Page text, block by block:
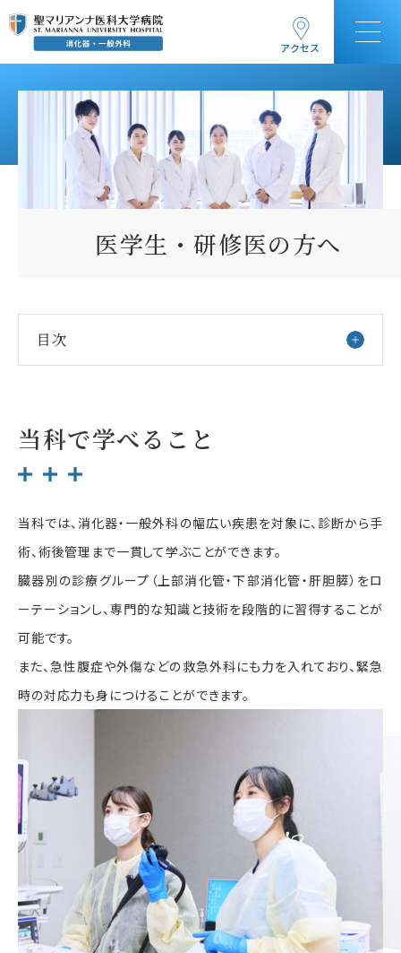
アクセス
医学生・研修医の方へ
目次
当科で学べること
当科では、消化器・一般外科の幅広い疾患を対象に、診断から手
術、術後管理まで一貫して学ぶことができます。
臓器別の診療グループ（上部消化管・下部消化管・肝胆膵）をロ
ーテーションし、専門的な知識と技術を段階的に習得することが
可能です。
また、急性腹症や外傷などの救急外科にも力を入れており、緊急
時の対応力も身につけることができます。